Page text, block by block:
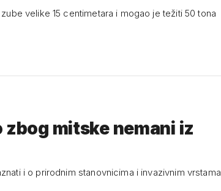
velike 15 centimetara i mogao je težiti 50 tona
mitske nemani iz
i o prirodnim stanovnicima i invazivnim vrstama